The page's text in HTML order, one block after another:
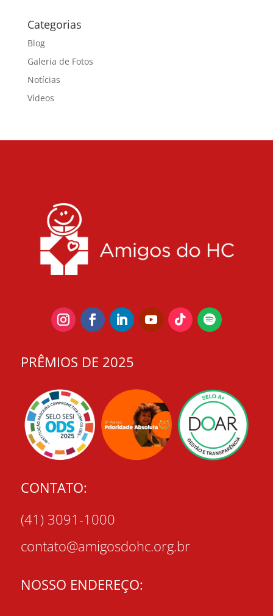
Categorias
Blog
Galeria de Fotos
Notícias
Vídeos
PRÊMIOS DE 2025
CONTATO:
(41) 3091-1000
contato@amigosdohc.org.br
NOSSO ENDEREÇO: